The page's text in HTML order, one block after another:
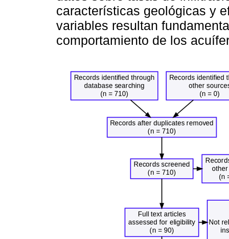
características geológicas y
variables resultan
comportamiento de los